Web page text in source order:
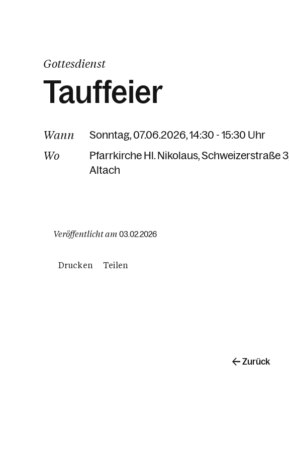
Gottesdienst
Tauffeier
Wann Sonntag, 07.06.2026, 14:30 - 15:30 Uhr
Wo Pfarrkirche Hl. Nikolaus Schweizerstraße 3
Altach
Veröffentlicht am 03.02.2026
Drucken Teilen
Zurück